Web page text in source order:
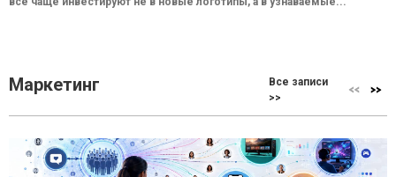
Маркетинг
Все записи
>>